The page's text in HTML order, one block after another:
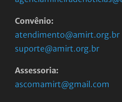
Convênio:
atendimento@amirt.org.br
suporte@amirt.org.br
Assessoria:
ascomamirt@gmail.com